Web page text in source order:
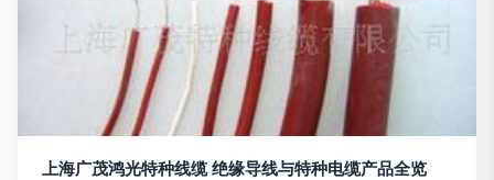
上海广茂鸿光特种线缆 绝缘导线与特种电缆产品全览